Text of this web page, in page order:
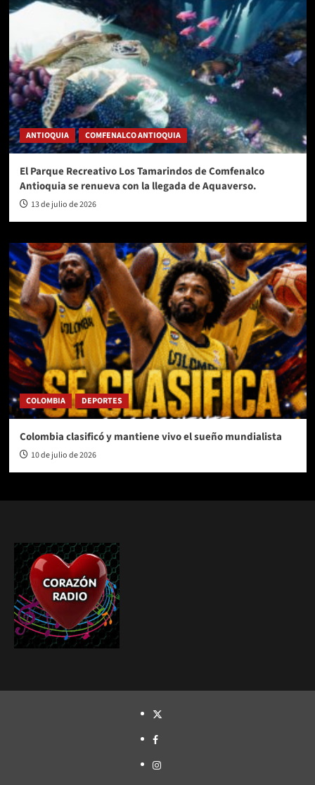
ANTIOQUIA COMFENALCO ANTIOQUIA
El Parque Recreativo Los Tamarindos de Comfenalco
Antioquia se renueva con la llegada de Aquaverso.
13 de julio de 2026
COLOMBIA DEPORTES
Colombia clasificó y mantiene vivo el sueño mundialista
10 de julio de 2026
TWITTER
FACEBOOK
INSTAGRAM